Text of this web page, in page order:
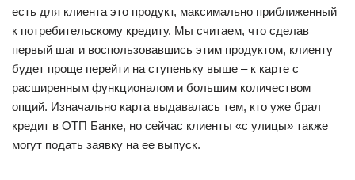
есть для клиента это продукт, максимально приближенный
к потребительскому кредиту. Мы считаем, что сделав
первый шаг и воспользовавшись этим продуктом, клиенту
будет проще перейти на ступеньку выше – к карте с
расширенным функционалом и большим количеством
опций. Изначально карта выдавалась тем, кто уже брал
кредит в ОТП Банке, но сейчас клиенты «с улицы» также
могут подать заявку на ее выпуск.